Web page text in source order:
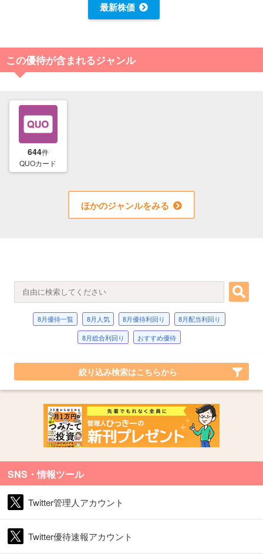
最新株価
この優待が含まれるジャンル
644件
QUOカード
ほかのジャンルをみる
8月優待一覧 8月人気 8月優待利回り
8月配当利回り
8月総合利回り
おすすめ優待
絞り込み検索はこちらから
SNS・情報ツール
Twitter管理人アカウント
Twitter優待速報アカウント